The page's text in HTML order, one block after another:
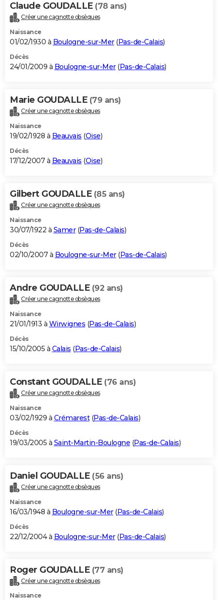
Claude GOUDALLE (78 ans)
Créer une cagnotte obsèques
Naissance
01/02/1930 à Boulogne-sur-Mer(Pas-de-Calais)
Décès
24/01/2009 à Boulogne-sur-Mer(Pas-de-Calais)
Marie GOUDALLE (79 ans)
Créer une cagnotte obsèques
Naissance
19/02/1928 à Beauvais (Oise)
Décès
17/12/2007 à Beauvais (Oise)
Gilbert GOUDALLE (85 ans)
Créer une cagnotte obsèques
Naissance
30/07/1922 à Samer(Pas-de-Calais)
Décès
02/10/2007 à Boulogne-sur-Mer(Pas-de-Calais)
Andre GOUDALLE (92 ans)
Créer une cagnotte obsèques
Naissance
21/01/1913 à Wirwignes (Pas-de-Calais)
Décès
15/10/2005 à Calais (Pas-de-Calais)
Constant GOUDALLE (76 ans)
Créer une cagnotte obsèques
Naissance
03/02/1929 à Crémarest(Pas-de-Calais)
Décès
19/03/2005 à Saint-Martin-Boulogne (Pas-de-Calais)
Daniel GOUDALLE (56 ans)
Créer une cagnotte obsèques
Naissance
16/03/1948 à Boulogne-sur-Mer(Pas-de-Calais)
Décès
22/12/2004 à Boulogne-sur-Mer(Pas-de-Calais)
Roger GOUDALLE (77 ans)
Créer une cagnotte obsèques
Naissance